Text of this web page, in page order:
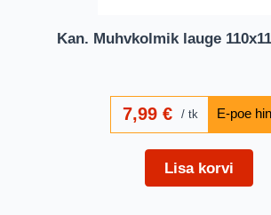
Kan. Muhvkolmik lauge
7,99€ tk
Lisa korvi